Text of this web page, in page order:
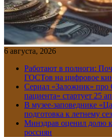
6 августа, 2026
Работают в полноги:
ГОСТов на цифровое
Сериал «Заложник» про
пациента» стартует 25
В музее-заповеднике
подготовка к летнему
Минздрав оценил долю
россиян